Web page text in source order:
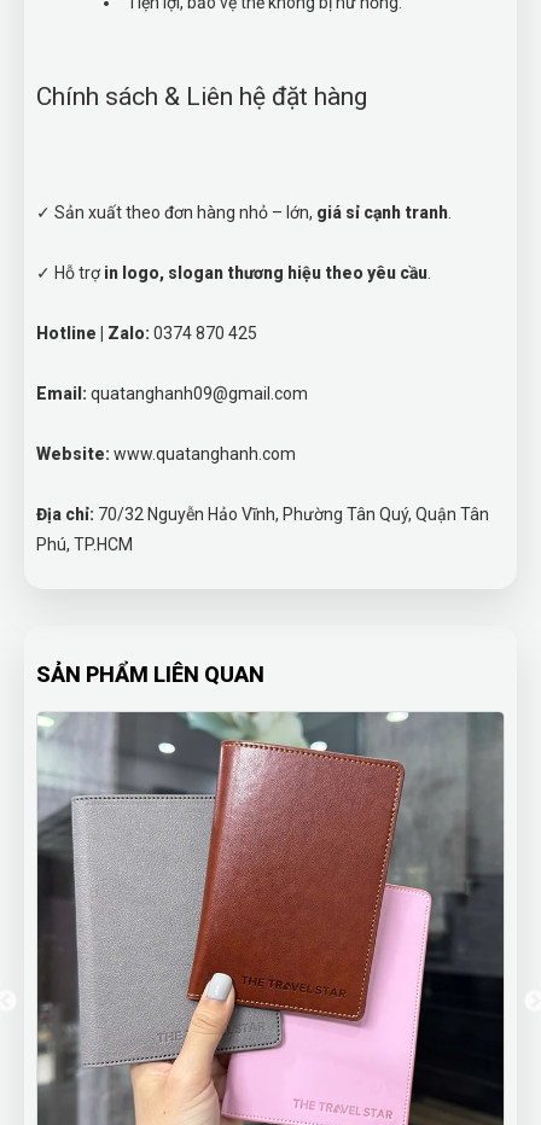
Chính sách & Liên hệ đặt hàng
✓ Sản xuất theo đơn hàng nhỏ – lớn, giá sỉ cạnh tranh
✓ Hỗ trợin logo, slogan thương hiệu theo yêu cầu
Hotline | Zalo: 0374 870 425
Email: quatanghanh09@gmail.com
Website: www.quatanghanh.com
Địa chỉ: 70/32 Nguyễn Hảo Vĩnh, Phường Tân Quý, Quận Tân
Phú, TP.HCM
SẢN PHẨM LIÊN QUAN